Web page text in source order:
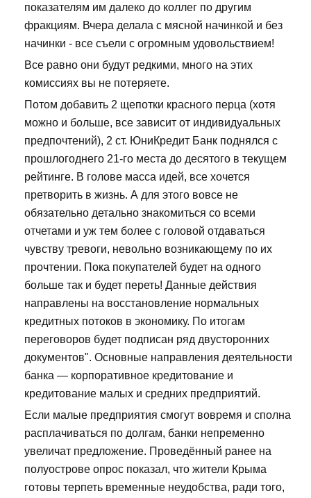
показателям им далеко до коллег по другим
фракциям. Вчера делала с мясной начинкой и без
начинки - все съели с огромным удовольствием!
Все равно они будут редкими, много на этих
комиссиях вы не потеряете.
Потом добавить 2 щепотки красного перца (хотя
можно и больше, все зависит от индивидуальных
предпочтений), 2 ст. ЮниКредит Банк поднялся с
прошлогоднего 21-го места до десятого в текущем
рейтинге. В голове масса идей, все хочется
претворить в жизнь. А для этого вовсе не
обязательно детально знакомиться со всеми
отчетами и уж тем более с головой отдаваться
чувству тревоги, невольно возникающему по их
прочтении. Пока покупателей будет на одного
больше так и будет переть! Данные действия
направлены на восстановление нормальных
кредитных потоков в экономику. По итогам
переговоров будет подписан ряд двусторонних
документов". Основные направления деятельности
банка — корпоративное кредитование и
кредитование малых и средних предприятий.
Если малые предприятия смогут вовремя и сполна
расплачиваться по долгам, банки непременно
увеличат предложение. Проведённый ранее на
полуострове опрос показал, что жители Крыма
готовы терпеть временные неудобства, ради того,